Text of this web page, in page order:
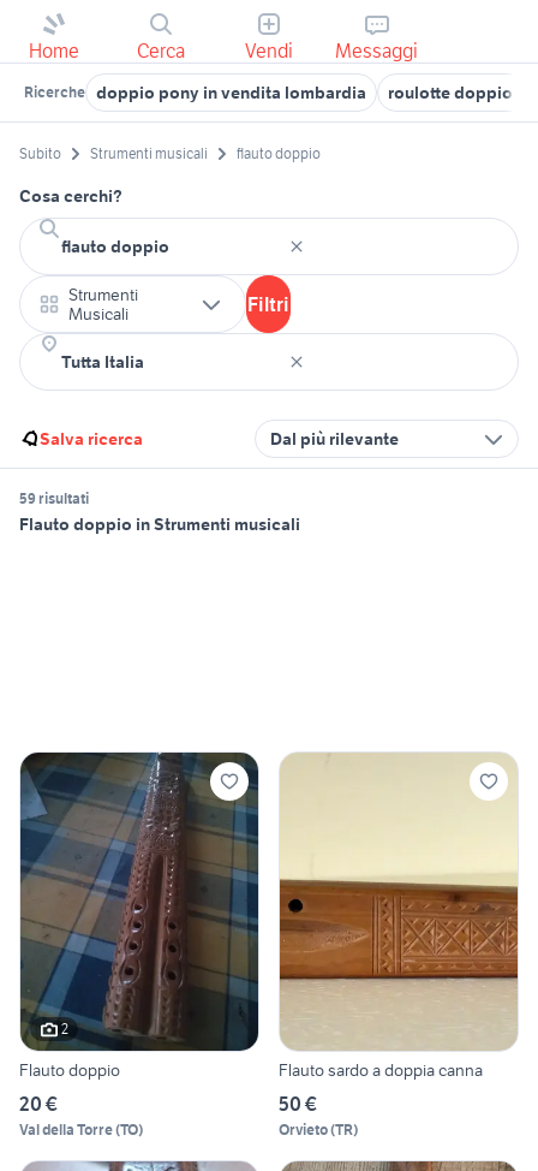
Home Cerca Vendi Messaggi
Ricerche doppio pony in vendita lombardia roulotte doppio
Subito Strumenti musicali flauto doppio
Cosa cerchi?
Strumenti
Musicali
Filtri
Salva ricerca Dal più rilevante
59 risultati
Flauto doppio in Strumenti musicali
2
Flauto doppio
20 €
Val della Torre(TO)
Flauto sardo a doppia canna
50 €
Orvieto(TR)